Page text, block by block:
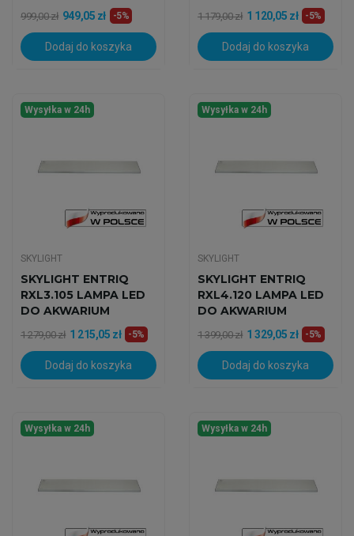
MORSKIEGO
999,00 zł 949,05 zł -5%
Dodaj do koszyka
MORSKIEGO
1 179,00 zł 1 120,05 zł -5%
Dodaj do koszyka
Wysyłka w 24h
SKYLIGHT
SKYLIGHT ENTRIQ
RXL3.105 LAMPA LED
DO AKWARIUM
MORSKIEGO
1 279,00 zł 1 215,05 zł -5%
Dodaj do koszyka
Wysyłka w 24h
SKYLIGHT
SKYLIGHT ENTRIQ
RXL4.120 LAMPA LED
DO AKWARIUM
MORSKIEGO
1 399,00 zł 1 329,05 zł -5%
Dodaj do koszyka
Wysyłka w 24h Wysyłka w 24h